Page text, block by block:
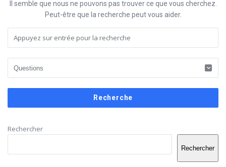
Il semble que nous ne pouvons pas trouver ce que vous cherchez.
Peut-être que la recherche peut vous aider.
latérale
Rechercher
Rechercher